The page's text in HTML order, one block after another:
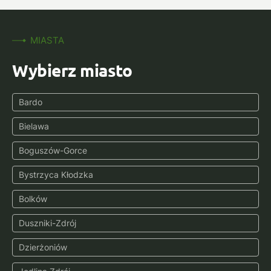
MIASTA
Wybierz miasto
Bardo
Bielawa
Boguszów-Gorce
Bystrzyca Kłodzka
Bolków
Duszniki-Zdrój
Dzierżoniów